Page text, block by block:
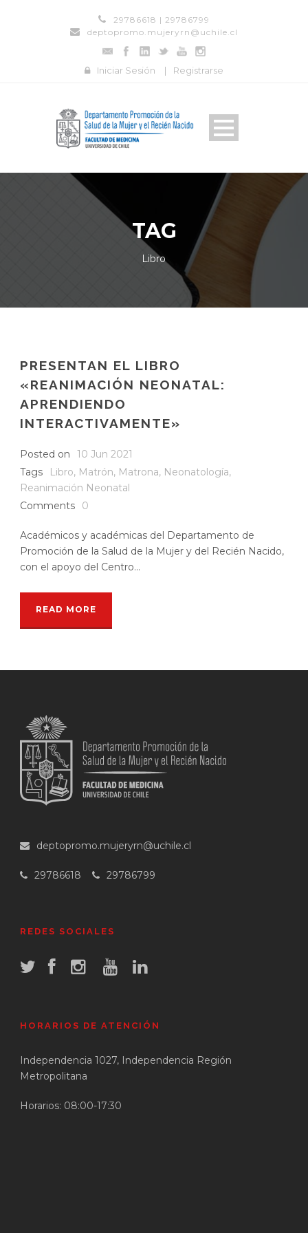
29786618 | 29786799
deptopromo.mujeryrn@uchile.cl
Iniciar Sesión | Registrarse
TAG
Libro
PRESENTAN EL LIBRO
«REANIMACIÓN NEONATAL:
APRENDIENDO
INTERACTIVAMENTE»
Posted on
10 Jun 2021
Tags
Libro, Matrón, Matrona, Neonatología,
Reanimación Neonatal
Comments
0
Académicos y académicas del Departamento de
Promoción de la Salud de la Mujer y del Recién Nacido,
con el apoyo del Centro...
READ MORE
deptopromo.mujeryrn@uchile.cl
29786618 29786799
REDES SOCIALES
HORARIOS DE ATENCIÓN
Independencia 1027, Independencia Región
Metropolitana
Horarios: 08:00-17:30